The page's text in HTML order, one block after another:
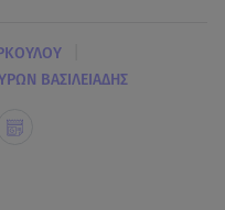
ΒΑΣΙΛΕΙΑΔΗΣ